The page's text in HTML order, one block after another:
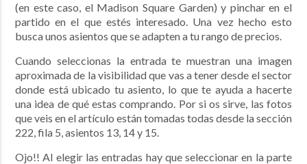
(en este caso, el Madison Square Garden) y pinchar en el
partido en el que estés interesado. Una vez hecho esto
busca unos asientos que se adapten a tu rango de precios.
Cuando seleccionas la entrada te muestran una imagen
aproximada de la visibilidad que vas a tener desde el sector
donde está ubicado tu asiento, lo que te ayuda a hacerte
una idea de qué estas comprando. Por si os sirve, las fotos
que veis en el artículo están tomadas todas desde la sección
222, fila 5, asientos 13, 14 y 15.
Ojo!! Al elegir las entradas hay que seleccionar en la parte